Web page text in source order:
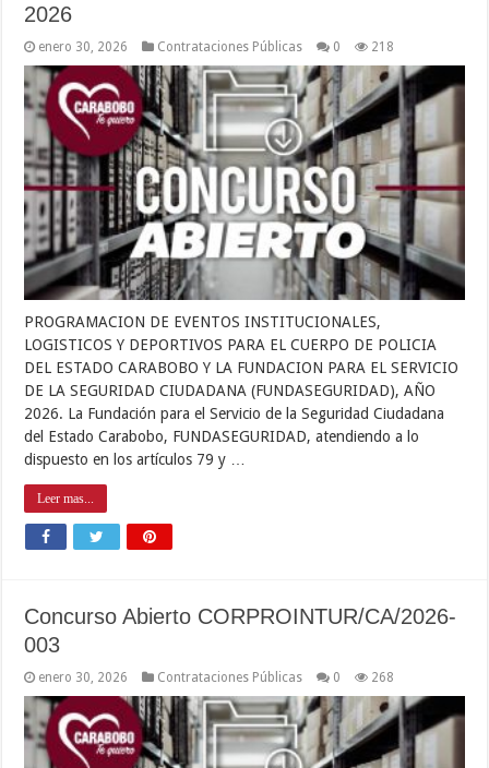
2026
enero 30, 2026 Contrataciones Públicas 0 218
PROGRAMACION DE EVENTOS INSTITUCIONALES,
LOGISTICOS Y DEPORTIVOS PARA EL CUERPO DE POLICIA
DEL ESTADO CARABOBO Y LA FUNDACION PARA EL SERVICIO
DE LA SEGURIDAD CIUDADANA (FUNDASEGURIDAD), AÑO
2026. La Fundación para el Servicio de la Seguridad Ciudadana
del Estado Carabobo, FUNDASEGURIDAD, atendiendo a lo
dispuesto en los artículos 79 y …
Leer mas...
Concurso Abierto CORPROINTUR/CA/2026-
003
enero 30, 2026 Contrataciones Públicas 0 268